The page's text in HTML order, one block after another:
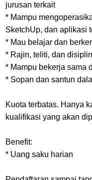
jurusan terkait
* Mampu
SketchUp, dan aplikasi
* Mau belajar dan
* Rajin, teliti, dan disiplin
* Mampu bekerja sama
* Sopan dan santun
Kuota terbatas. Hanya
kualifikasi yang akan
Benefit:
* Uang saku harian